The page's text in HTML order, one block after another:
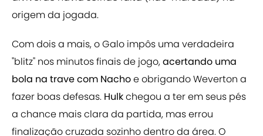
origem da jogada.
Com dois a mais, o Galo impôs uma verdadeira
"blitz" nos minutos finais de jogo,acertando uma
bola na trave com Nachoe obrigando Weverton a
fazer boas defesas. Hulkchegou a ter em seus pés
a chance mais clara da partida, mas errou
finalização cruzada sozinho dentro da área. O